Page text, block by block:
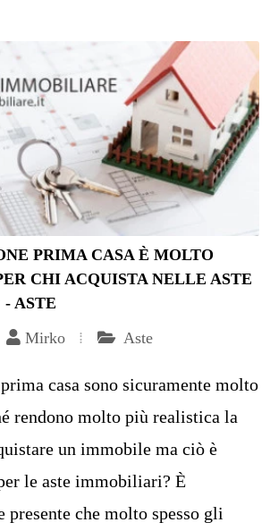
PRIMA CASA È MOLTO
CHI ACQUISTA NELLE ASTE
ASTE
Mirko Aste
casa sono sicuramente molto
rendono molto più realistica la
un immobile ma ciò è
le aste immobiliari? È
presente che molto spesso gli